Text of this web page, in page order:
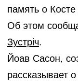
память о
Об этом
Зустріч.
Йоав Сасон,
рассказывает